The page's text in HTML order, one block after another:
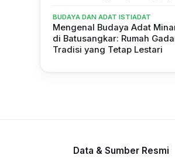
BUDAYA DAN ADAT ISTIADAT
Mengenal Budaya Adat
di Batusangkar: Rumah
Tradisi yang Tetap Lestari
Data & Sumber Resmi